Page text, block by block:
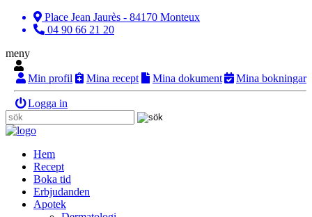
Place Jean Jaurès - 84170 Monteux
04 90 66 21 20
meny
Min profil Mina recept Mina dokument Mina bokningar
Logga in
Hem
Recept
Boka tid
Erbjudanden
Apotek